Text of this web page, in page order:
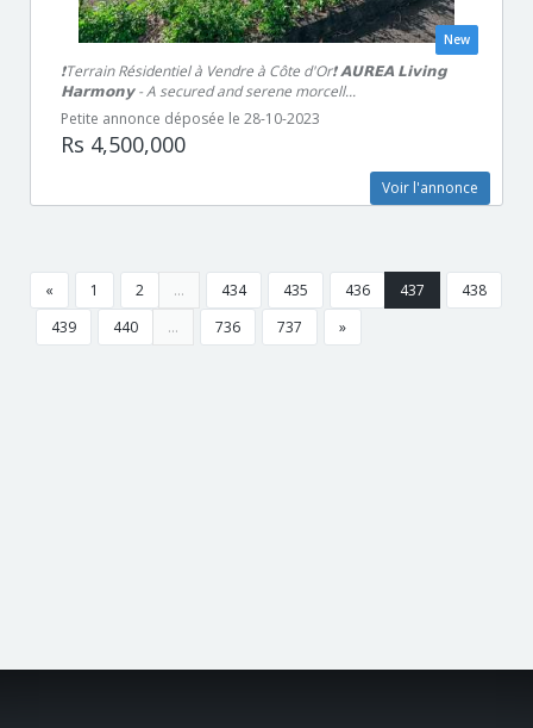
New
❗Terrain Résidentiel à Vendre à Côte d'Or❗ 𝗔𝗨𝗥𝗘𝗔 𝗟𝗶𝘃𝗶𝗻𝗴
𝗛𝗮𝗿𝗺𝗼𝗻𝘆 - A secured and serene morcell...
Petite annonce déposée le 28-10-2023
Rs 4,500,000
Voir l'annonce
« 1 2 ... 434 435 436 437
438
439
440 ... 736 737 »